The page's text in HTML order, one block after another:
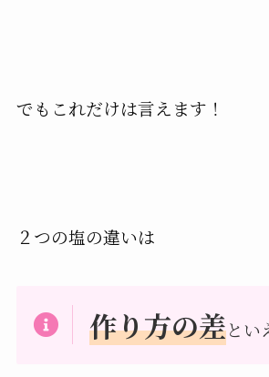
でもこれだけは言えます！
２つの塩の違いは
作り方の差とい